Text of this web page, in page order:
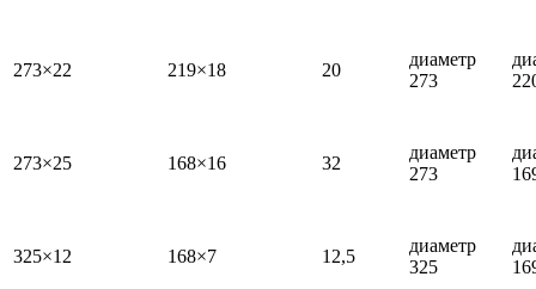
273×22 219×18 20
диаметр
273
273×25 168×16 32
диаметр
273
325×12 168×7 12,5
диаметр
325